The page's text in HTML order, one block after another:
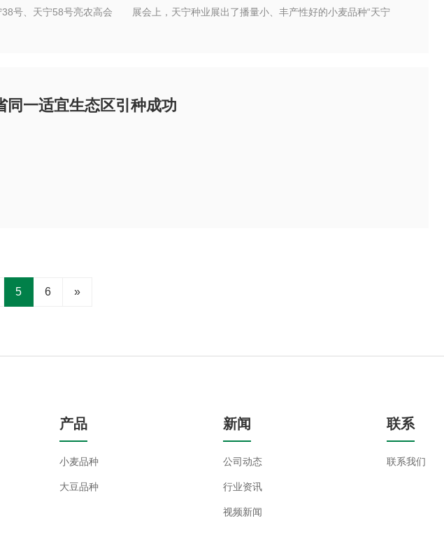
、天宁58号亮农高会 展会上，天宁种业展出了播量小、丰产性好的小麦品种“天宁
同一适宜生态区引种成功
5 6 »
联系
联系我们
新闻
公司动态
行业资讯
视频新闻
产品
小麦品种
大豆品种